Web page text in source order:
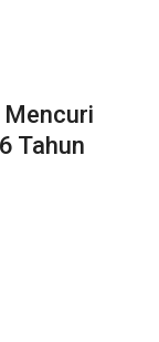
Mencuri
Tahun